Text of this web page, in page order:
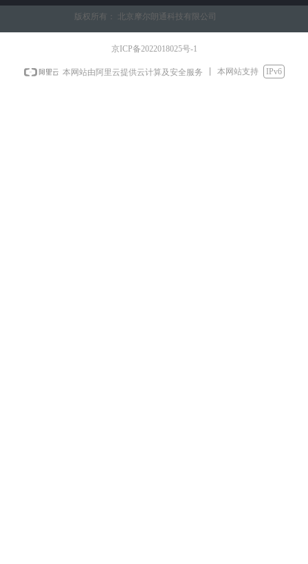
版权所有： 北京摩尔朗通科技有限公司
京ICP备2022018025号-1
本网站由阿里云提供云计算及安全服务 本网站支持 IPv6